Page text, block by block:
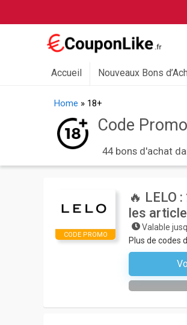
Accueil Nouveaux Bons
Home » 18+
Code
44 bons d'achat
CODE PROMO
🔥 LELO
les
Valable
Plus de codes